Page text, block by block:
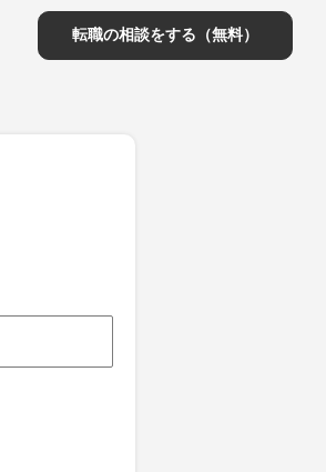
転職の相談をする（無料）